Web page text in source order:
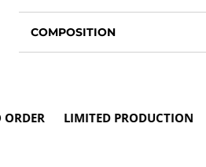
COMPOSITION
LIMITED PRODUCTION